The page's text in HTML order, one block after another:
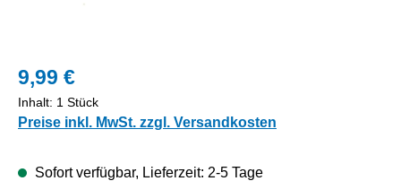
9,99 €
Inhalt: 1 Stück
Preise inkl. MwSt. zzgl. Versandkosten
Sofort verfügbar, Lieferzeit: 2-5 Tage